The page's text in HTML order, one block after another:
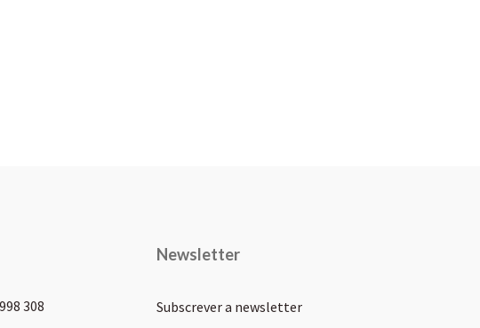
308
Newsletter
Subscrever a newsletter